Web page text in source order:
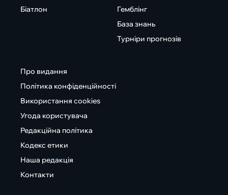
Біатлон
Гемблінг
База знань
Турніри прогнозів
Про видання
Політика конфіденційності
Використання cookies
Угода користувача
Редакційна політика
Кодекс етики
Наша редакція
Контакти